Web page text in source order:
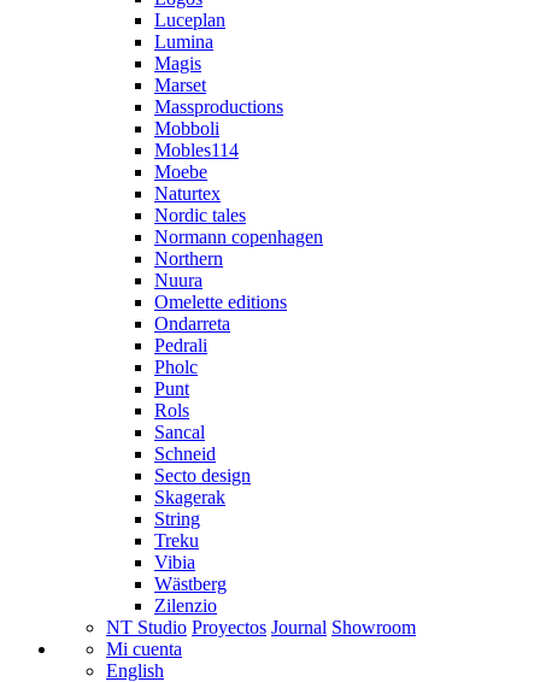
Luceplan
Lumina
Magis
Marset
Massproductions
Mobboli
Mobles114
Moebe
Naturtex
Nordic tales
Normann copenhagen
Northern
Nuura
Omelette editions
Ondarreta
Pedrali
Pholc
Punt
Rols
Sancal
Schneid
Secto design
Skagerak
String
Treku
Vibia
Wästberg
Zilenzio
NT Studio Proyectos Journal Showroom
Mi cuenta
English